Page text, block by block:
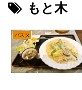
もと木
パスタ